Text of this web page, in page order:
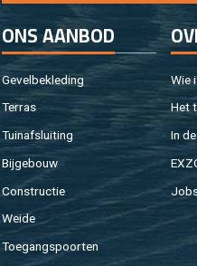
ONS AAN­BOD
Ge­vel­be­kle­ding
Ter­ras
Tuin­af­slui­ting
Bij­ge­bouw
Con­struc­tie
Weide
Toe­gangs­poor­ten
Wie
Het
In